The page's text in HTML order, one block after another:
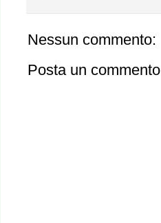
Nessun commento:
Posta un commento